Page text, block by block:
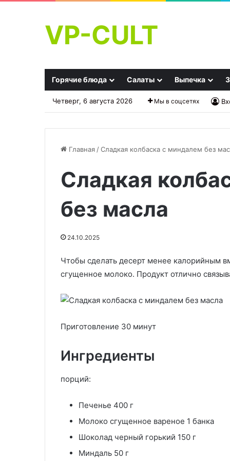
VP-CULT
Горячие блюда Салаты Выпечка
Четверг, 6 августа 2026 Мы в соцсетях
Главная /Сладкая колбаска с миндалем без
Сладкая
без масла
24.10.2025
Чтобы сделать десерт менее калорийным
сгущенное молоко. Продукт отлично
Приготовление 30 минут
Ингредиенты
порций:
Печенье 400 г
Молоко сгущенное вареное 1 банка
Шоколад черный горький 150 г
Миндаль 50 г
Оладьи классические
Крем-
сыр
29.05.2020
Крем-сыр